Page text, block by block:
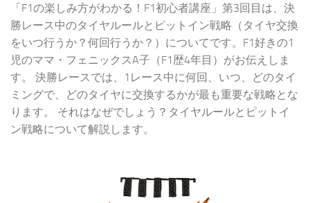
「F1の楽しみ方がわかる！F1初心者講座」第3回目は、決
勝レース中のタイヤルールとピットイン戦略（タイヤ交換
をいつ行うか？何回行うか？）についてです。F1好きの1
児のママ・フェニックスA子（F1歴4年目）がお伝えしま
す。 決勝レースでは、1レース中に何回、いつ、どのタイ
ミングで、どのタイヤに交換するかが最も重要な戦略とな
ります。 それはなぜでしょう？タイヤルールとピットイ
ン戦略について解説します。